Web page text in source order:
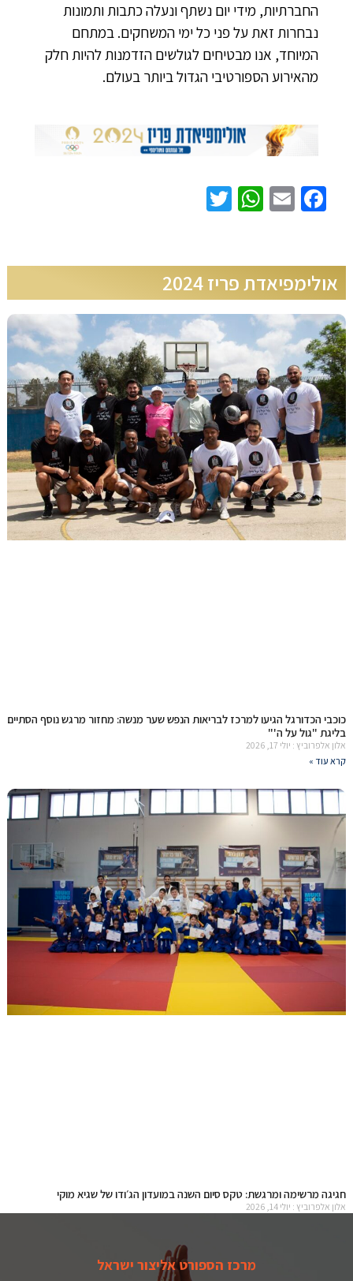
החברתיות, מידי יום נשתף ונעלה כתבות ותמונות
נבחרות זאת על פני כל ימי המשחקים. במתחם
המיוחד, אנו מבטיחים לגולשים הזדמנות להיות חלק
מהאירוע הספורטיבי הגדול ביותר בעולם.
Facebook
Email
WhatsApp
אולימפיאדת פריז 2024
כוכבי הכדורגל הגיעו למרכז לבריאות הנפש שער מנשה: מחזור מרגש נוסף הסתיים
בליגת "גול על ה'"
אלון אלפרוביץ יולי 17, 2026
קרא עוד »
חגיגה מרשימה ומרגשת: טקס סיום השנה במועדון הג׳ודו של שגיא מוקי
אלון אלפרוביץ יולי 14, 2026
מרכז הספורט אליצור ישראל